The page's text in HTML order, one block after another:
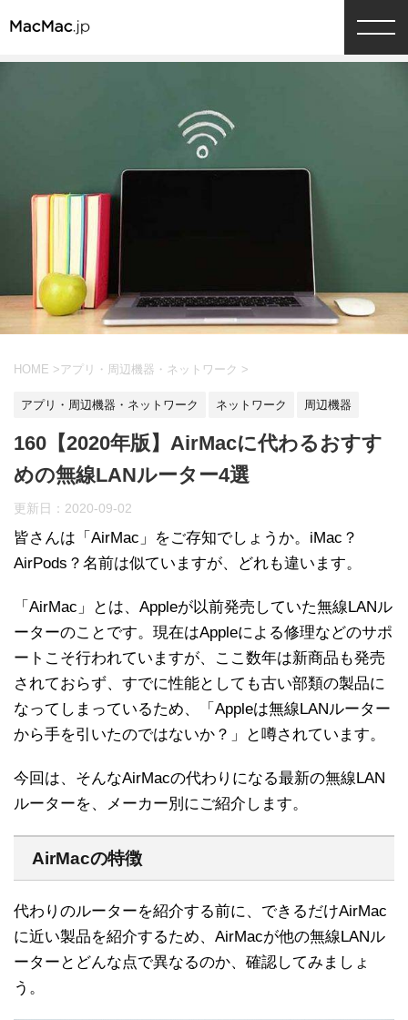
HOME >アプリ・周辺機器・ネットワーク >
アプリ・周辺機器・ネットワーク ネットワーク 周辺機器
160【2020年版】AirMacに代わるおすす
めの無線LANルーター4選
更新日： 2020-09-02
皆さんは「AirMac」をご存知でしょうか。iMac？
AirPods？名前は似ていますが、どれも違います。
「AirMac」とは、Appleが以前発売していた無線LANル
ーターのことです。現在はAppleによる修理などのサポ
ートこそ行われていますが、ここ数年は新商品も発売
されておらず、すでに性能としても古い部類の製品に
なってしまっているため、「Appleは無線LANルーター
から手を引いたのではないか？」と噂されています。
今回は、そんなAirMacの代わりになる最新の無線LAN
ルーターを、メーカー別にご紹介します。
AirMacの特徴
代わりのルーターを紹介する前に、できるだけAirMac
に近い製品を紹介するため、AirMacが他の無線LANル
ーターとどんな点で異なるのか、確認してみましょ
う。